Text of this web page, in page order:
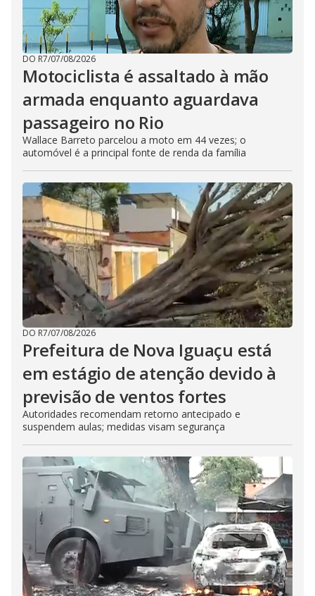
DO R7/07/08/2026
Motociclista é assaltado à mão
armada enquanto aguardava
passageiro no Rio
Wallace Barreto parcelou a moto em 44 vezes; o
automóvel é a principal fonte de renda da família
DO R7/07/08/2026
Prefeitura de Nova Iguaçu está
em estágio de atenção devido à
previsão de ventos fortes
Autoridades recomendam retorno antecipado e
suspendem aulas; medidas visam segurança